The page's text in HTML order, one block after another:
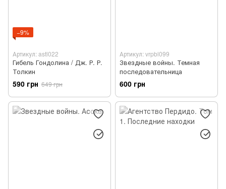
−9%
Артикул: astl022
Гибель Гондолина / Дж. Р. Р.
Толкин
590 грн 649 грн
Артикул: vrpbl099
Звездные войны. Темная
последовательница
600 грн